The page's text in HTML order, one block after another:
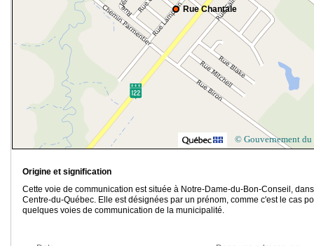
Rue Chantale
© Gouvernement du
Origine et signification
Cette voie de communication est située à Notre-Dame-du-Bon-Conseil,
Centre-du-Québec. Elle est désignées par un prénom, comme c'est le cas
quelques voies de communication de la municipalité.